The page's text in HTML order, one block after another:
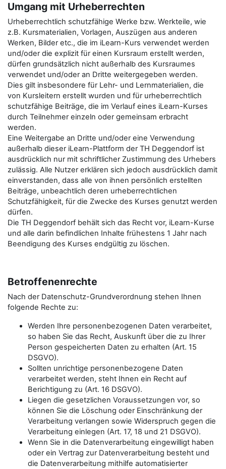
Umgang mit Urheberrechten
Urheberrechtlich schutzfähige Werke bzw. Werkteile, wie
z.B. Kursmaterialien, Vorlagen, Auszügen aus anderen
Werken, Bilder etc., die im iLearn-Kurs verwendet werden
und/oder die explizit für einen Kursraum erstellt werden,
dürfen grundsätzlich nicht außerhalb des Kursraumes
verwendet und/oder an Dritte weitergegeben werden.
Dies gilt insbesondere für Lehr- und Lernmaterialien, die
von Kursleitern erstellt wurden und für urheberrechtlich
schutzfähige Beiträge, die im Verlauf eines iLearn-Kurses
durch Teilnehmer einzeln oder gemeinsam erbracht
werden.
Eine Weitergabe an Dritte und/oder eine Verwendung
außerhalb dieser iLearn-Plattform der TH Deggendorf ist
ausdrücklich nur mit schriftlicher Zustimmung des Urhebers
zulässig. Alle Nutzer erklären sich jedoch ausdrücklich damit
einverstanden, dass alle von ihnen persönlich erstellten
Beiträge, unbeachtlich deren urheberrechtlichen
Schutzfähigkeit, für die Zwecke des Kurses genutzt werden
dürfen.
Die TH Deggendorf behält sich das Recht vor, iLearn-Kurse
und alle darin befindlichen Inhalte frühestens 1 Jahr nach
Beendigung des Kurses endgültig zu löschen.
Betroffenenrechte
Nach der Datenschutz-Grundverordnung stehen Ihnen
folgende Rechte zu:
Werden Ihre personenbezogenen Daten verarbeitet,
so haben Sie das Recht, Auskunft über die zu Ihrer
Person gespeicherten Daten zu erhalten (Art. 15
DSGVO).
Sollten unrichtige personenbezogene Daten
verarbeitet werden, steht Ihnen ein Recht auf
Berichtigung zu (Art. 16 DSGVO).
Liegen die gesetzlichen Voraussetzungen vor, so
können Sie die Löschung oder Einschränkung der
Verarbeitung verlangen sowie Widerspruch gegen die
Verarbeitung einlegen (Art. 17, 18 und 21 DSGVO).
Wenn Sie in die Datenverarbeitung eingewilligt haben
oder ein Vertrag zur Datenverarbeitung besteht und
die Datenverarbeitung mithilfe automatisierter